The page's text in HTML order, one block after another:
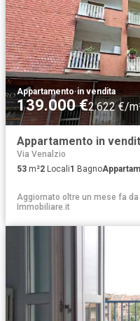
Appartamento·in vendita
139.000 €2.622 €/
Appartamento in
Via Venalzio
53 m²2 Locali1 Bagno
Aggiornato oltre un mese fa da
Immobiliare.it